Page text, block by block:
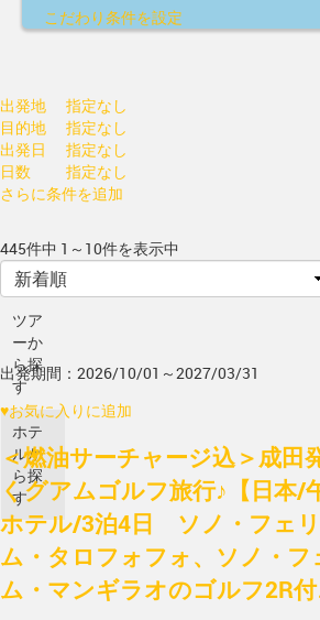
こだわり条件を設定
出発地
指定なし
目的地
指定なし
出発日
指定なし
日数
指定なし
さらに条件を追加
445件中 1～10件を表示中
ツア
ーか
ら探
す
ホテ
ルか
ら探
す
出発期間：2026/10/01～2027/03/31
♥お気に入りに追加
＜燃油サーチャージ込＞成
くグアムゴルフ旅行♪【日本/
ホテル/3泊4日 ソノ・フェ
ム・タロフォフォ、ソノ・
ム・マンギラオのゴルフ2R付